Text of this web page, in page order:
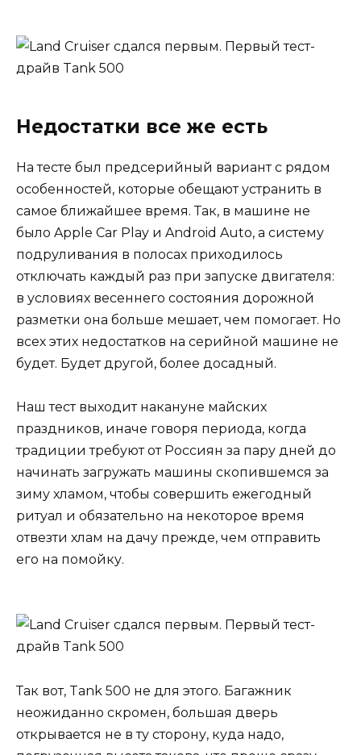
Недостатки все же есть
На тесте был предсерийный вариант с рядом
особенностей, которые обещают устранить в
самое ближайшее время. Так, в машине не
было Apple Car Play и Android Auto, а систему
подруливания в полосах приходилось
отключать каждый раз при запуске двигателя:
в условиях весеннего состояния дорожной
разметки она больше мешает, чем помогает. Но
всех этих недостатков на серийной машине не
будет. Будет другой, более досадный.
Наш тест выходит накануне майских
праздников, иначе говоря периода, когда
традиции требуют от Россиян за пару дней до
начинать загружать машины скопившемся за
зиму хламом, чтобы совершить ежегодный
ритуал и обязательно на некоторое время
отвезти хлам на дачу прежде, чем отправить
его на помойку.
Так вот, Tank 500 не для этого. Багажник
неожиданно скромен, большая дверь
открывается не в ту сторону, куда надо,